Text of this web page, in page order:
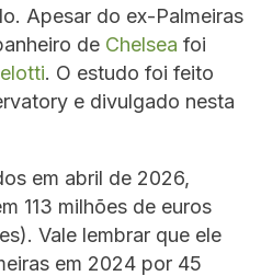
Apesar do ex-Palmeiras
de Chelsea foi
. O estudo foi feito
e divulgado nesta
em abril de 2026,
113 milhões de euros
Vale lembrar que ele
em 2024 por 45